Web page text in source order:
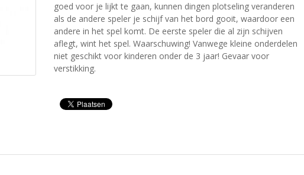
goed voor je lijkt te gaan, kunnen dingen plotseling veranderen
als de andere speler je schijf van het bord gooit, waardoor een
andere in het spel komt. De eerste speler die al zijn schijven
aflegt, wint het spel. Waarschuwing! Vanwege kleine onderdelen
niet geschikt voor kinderen onder de 3 jaar! Gevaar voor
verstikking.